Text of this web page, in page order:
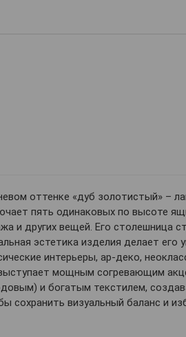
оттенке «дуб золотистый» –
пять одинаковых по высоте
и других вещей. Его столешница
эстетика изделия делает
интерьеры, ар-деко,
мощным согревающим
и богатым текстилем,
сохранить визуальный баланс и